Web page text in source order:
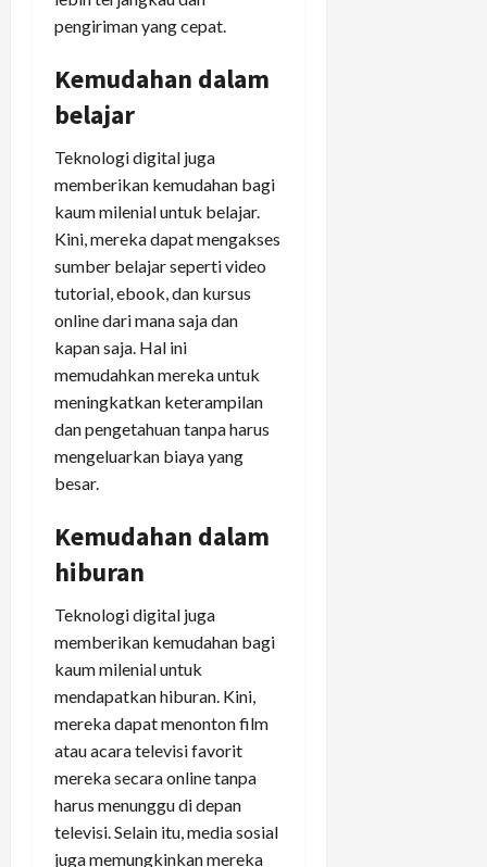
pengiriman yang cepat.
Kemudahan dalam
belajar
Teknologi digital juga
memberikan kemudahan bagi
kaum milenial untuk belajar.
Kini, mereka dapat mengakses
sumber belajar seperti video
tutorial, ebook, dan kursus
online dari mana saja dan
kapan saja. Hal ini
memudahkan mereka untuk
meningkatkan keterampilan
dan pengetahuan tanpa harus
mengeluarkan biaya yang
besar.
Kemudahan dalam
hiburan
Teknologi digital juga
memberikan kemudahan bagi
kaum milenial untuk
mendapatkan hiburan. Kini,
mereka dapat menonton film
atau acara televisi favorit
mereka secara online tanpa
harus menunggu di depan
televisi. Selain itu, media sosial
juga memungkinkan mereka